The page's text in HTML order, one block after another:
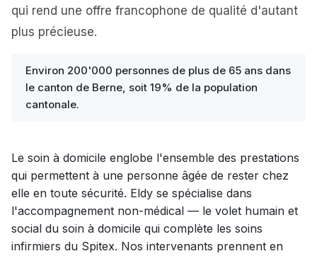
qui rend une offre francophone de qualité d'autant
plus précieuse.
Environ 200'000 personnes de plus de 65 ans dans
le canton de Berne, soit 19% de la population
cantonale.
Le soin à domicile englobe l'ensemble des prestations
qui permettent à une personne âgée de rester chez
elle en toute sécurité. Eldy se spécialise dans
l'accompagnement non-médical — le volet humain et
social du soin à domicile qui complète les soins
infirmiers du Spitex. Nos intervenants prennent en